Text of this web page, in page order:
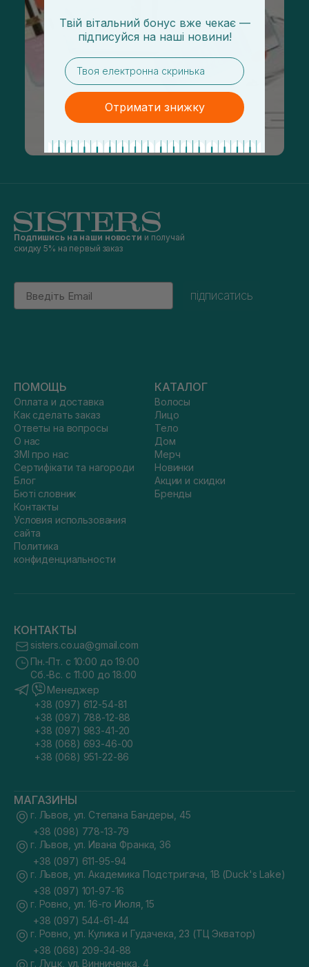
Подпишись на наши новости и получай
скидку 5% на первый заказ
Email
підписатись
ПОМОЩЬ
Оплата и доставка
Как сделать заказ
Ответы на вопросы
О нас
ЗМІ про нас
Сертифікати та нагороди
Блог
Бюті словник
Контакты
Условия использования
сайта
Политика
конфиденциальности
КАТАЛОГ
Волосы
Лицо
Тело
Дом
Мерч
Новинки
Акции и скидки
Бренды
КОНТАКТЫ
sisters.co.ua@gmail.com
Пн.-Пт. с 10:00 до 19:00
Сб.-Вс. с 11:00 до 18:00
Менеджер
+38 (097) 612-54-81
+38 (097) 788-12-88
+38 (097) 983-41-20
+38 (068) 693-46-00
+38 (068) 951-22-86
МАГАЗИНЫ
г. Львов, ул. Степана Бандеры, 45
+38 (098) 778-13-79
г. Львов, ул. Ивана Франка, 36
+38 (097) 611-95-94
г. Львов, ул. Академика Подстригача, 1В (Duck's Lake)
+38 (097) 101-97-16
г. Ровно, ул. 16-го Июля, 15
+38 (097) 544-61-44
г. Ровно, ул. Кулика и Гудачека, 23 (ТЦ Экватор)
+38 (068) 209-34-88
г. Луцк, ул. Винниченка, 4
Твій вітальний бонус вже чекає —
підписуйся на наші новини!
email
Отримати знижку